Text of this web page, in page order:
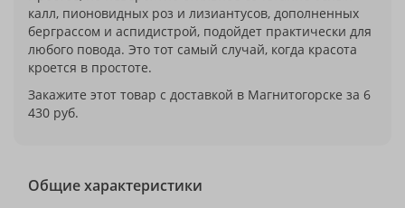
калл, пионовидных роз и лизиантусов, дополненных
берграссом и аспидистрой, подойдет практически для
любого повода. Это тот самый случай, когда красота
кроется в простоте.
Закажите этот товар с доставкой в Магнитогорске за 6
430 руб.
Общие характеристики